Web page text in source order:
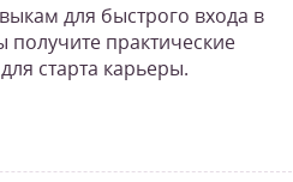
для быстрого входа в
получите практические
старта карьеры.